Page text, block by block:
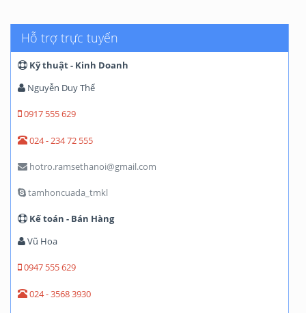
Hỗ trợ trực tuyến
Kỹ thuật - Kinh Doanh
Nguyễn Duy Thể
0917 555 629
024 - 234 72 555
hotro.ramsethanoi@gmail.com
tamhoncuada_tmkl
Kế toán - Bán Hàng
Vũ Hoa
0947 555 629
024 - 3568 3930